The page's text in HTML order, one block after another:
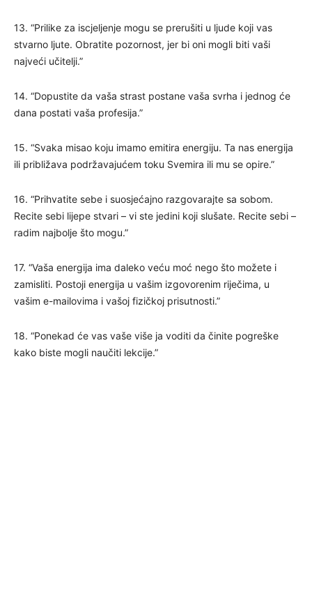
13. “Prilike za iscjeljenje mogu se prerušiti u ljude koji vas
stvarno ljute. Obratite pozornost, jer bi oni mogli biti vaši
najveći učitelji.”
14. “Dopustite da vaša strast postane vaša svrha i jednog će
dana postati vaša profesija.”
15. “Svaka misao koju imamo emitira energiju. Ta nas energija
ili približava podržavajućem toku Svemira ili mu se opire.”
16. “Prihvatite sebe i suosjećajno razgovarajte sa sobom.
Recite sebi lijepe stvari – vi ste jedini koji slušate. Recite sebi –
radim najbolje što mogu.”
17. “Vaša energija ima daleko veću moć nego što možete i
zamisliti. Postoji energija u vašim izgovorenim riječima, u
vašim e-mailovima i vašoj fizičkoj prisutnosti.”
18. “Ponekad će vas vaše više ja voditi da činite pogreške
kako biste mogli naučiti lekcije.”